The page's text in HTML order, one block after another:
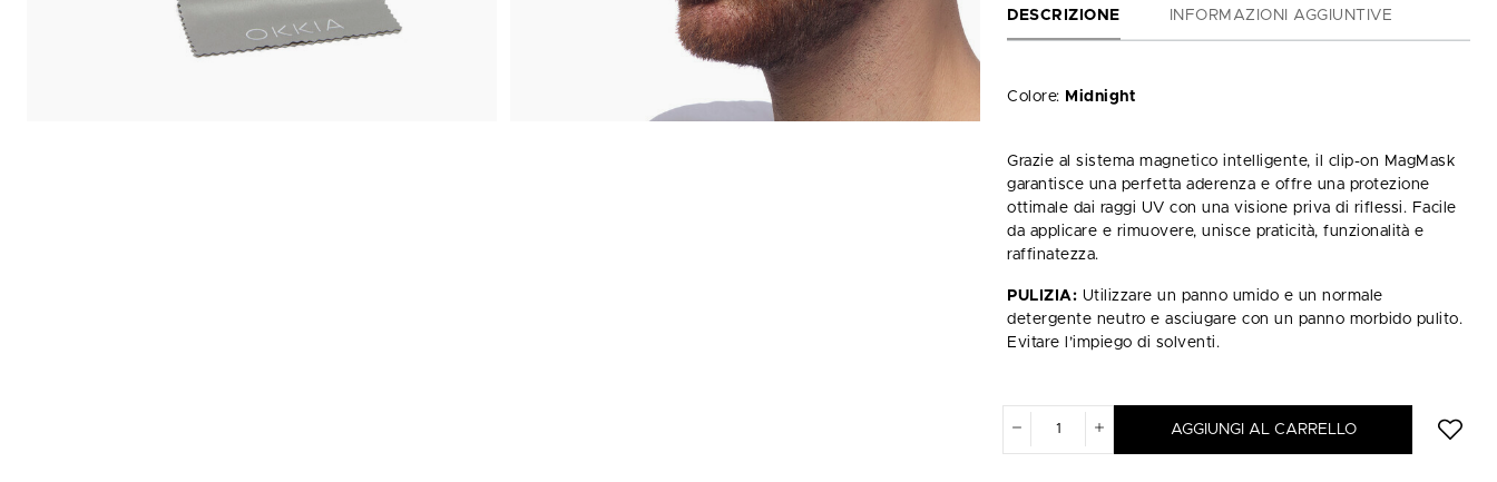
DESCRIZIONE INFORMAZIONI AGGIUNTIVE
Colore: Midnight
Grazie al sistema magnetico intelligente, il clip-on MagMask
garantisce una perfetta aderenza e offre una protezione
ottimale dai raggi UV con una visione priva di riflessi. Facile
da applicare e rimuovere, unisce praticità, funzionalità e
raffinatezza.
PULIZIA: Utilizzare un panno umido e un normale
detergente neutro e asciugare con un panno morbido pulito.
Evitare l’impiego di solventi.
AGGIUNGI AL CARRELLO